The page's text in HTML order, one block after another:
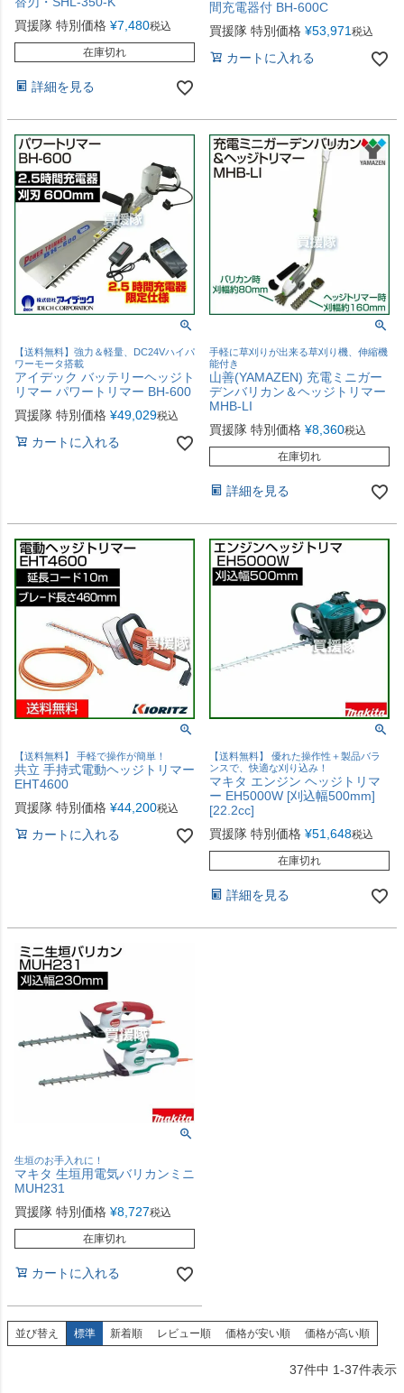
買援隊 特別価格 ¥7,480税込
在庫切れ
詳細を見る
間充電器付 BH-600C
買援隊 特別価格 ¥53,971税込
カートに入れる
【送料無料】強力＆軽量、DC24Vハイパ
ワーモータ搭載
アイデック バッテリーヘッジト
リマー パワートリマー BH-600
買援隊 特別価格 ¥49,029税込
カートに入れる
手軽に草刈りが出来る草刈り機、伸縮機
能付き
山善(YAMAZEN) 充電ミニガー
デンバリカン＆ヘッジトリマー
MHB-LI
買援隊 特別価格 ¥8,360税込
在庫切れ
詳細を見る
【送料無料】 手軽で操作が簡単！
共立 手持式電動ヘッジトリマー
EHT4600
買援隊 特別価格 ¥44,200税込
カートに入れる
【送料無料】 優れた操作性＋製品バラ
ンスで、快適な刈り込み！
マキタ エンジン ヘッジトリマ
ー EH5000W [刈込幅500mm]
[22.2cc]
買援隊 特別価格 ¥51,648税込
在庫切れ
詳細を見る
生垣のお手入れに！
マキタ 生垣用電気バリカンミニ
MUH231
買援隊 特別価格 ¥8,727税込
在庫切れ
カートに入れる
並び替え 標準 新着順 レビュー順 価格が安い順 価格が高い順
37件中 1-37件表示